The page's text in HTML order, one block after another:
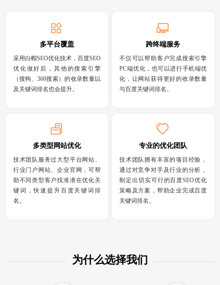
多平台覆盖
采用白帽SEO优化技术，百度SEO
优化做好后，其他的搜索引擎
（搜狗、360搜索）的收录数量以
及关键词排名也会提升。
跨终端服务
不仅可以帮助客户完成搜索引擎
PC端优化，也可以进行手机端优
化，让网站获得更好的收录数量
与百度关键词排名。
多类型网站优化
技术团队服务过大型平台网站、
行业门户网站、企业官网，可帮
助不同类型客户找准潜在优化关
键词，快速提升百度关键词排
名。
专业的优化团队
技术团队拥有丰富的项目经验，
通过对竞争对手及行业的分析，
制定出切实可行的百度SEO优化
策略及方案，帮助企业完成百度
关键词排名。
为什么选择我们